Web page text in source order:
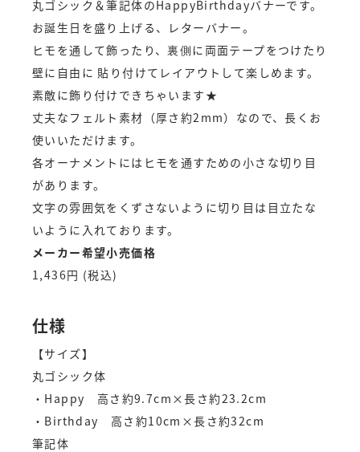
丸ゴシック＆筆記体のHappyBirthdayバナーです。
お誕生日を盛り上げる、レターバナー。
ヒモを通して飾ったり、裏側に両面テープをつけたり
壁に自由に 貼り付けてレイアウトして楽しめます。
素敵に飾り付けできちゃいます★
丈夫なフェルト素材（厚さ約2mm）なので、長くお
使いいただけます。
各オーナメントにはヒモを通すための小さな切り目
があります。
文字の雰囲気をくずさないように切り目は目立たな
いように入れております。
メーカー希望小売価格
1,436円 (税込)
仕様
【サイズ】
丸ゴシック体
・Happy 高さ約9.7cm×長さ約23.2cm
・Birthday 高さ約10cm×長さ約32cm
筆記体